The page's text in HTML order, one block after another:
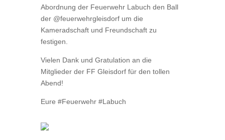
Abordnung der Feuerwehr Labuch den Ball
der @feuerwehrgleisdorf um die
Kameradschaft und Freundschaft zu
festigen.
Vielen Dank und Gratulation an die
Mitglieder der FF Gleisdorf für den tollen
Abend!
Eure #Feuerwehr #Labuch